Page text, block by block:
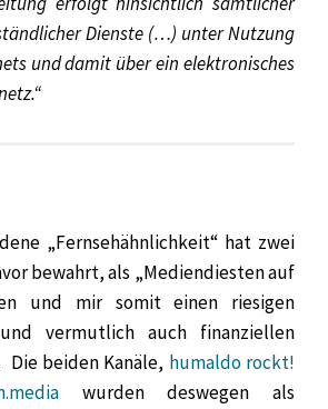
Dienste (…) unter Nutzung
und damit über ein elektronisches
„Fernsehähnlichkeit“ hat zwei
bewahrt, als „Mediendiesten auf
und mir somit einen riesigen
vermutlich auch finanziellen
beiden Kanäle, humaldo rockt!
wurden deswegen als